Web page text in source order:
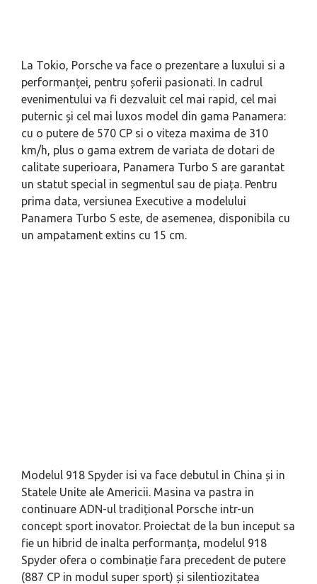
La Tokio, Porsche va face o prezentare a luxului si a
performanței, pentru șoferii pasionati. In cadrul
evenimentului va fi dezvaluit cel mai rapid, cel mai
puternic și cel mai luxos model din gama Panamera:
cu o putere de 570 CP si o viteza maxima de 310
km/h, plus o gama extrem de variata de dotari de
calitate superioara, Panamera Turbo S are garantat
un statut special in segmentul sau de piața. Pentru
prima data, versiunea Executive a modelului
Panamera Turbo S este, de asemenea, disponibila cu
un ampatament extins cu 15 cm.
Modelul 918 Spyder isi va face debutul in China și in
Statele Unite ale Americii. Masina va pastra in
continuare ADN-ul tradițional Porsche intr-un
concept sport inovator. Proiectat de la bun inceput sa
fie un hibrid de inalta performanța, modelul 918
Spyder ofera o combinație fara precedent de putere
(887 CP in modul super sport) și silentiozitatea